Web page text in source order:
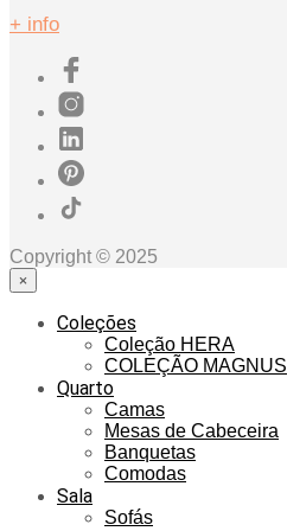
+ info
Copyright © 2025
×
Coleções
Coleção HERA
COLEÇÃO MAGNUS
Quarto
Camas
Mesas de Cabeceira
Banquetas
Comodas
Sala
Sofás